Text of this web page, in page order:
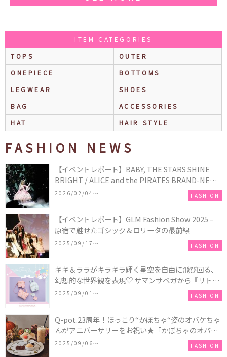
ITEM CATEGORIES
TOPS
OUTER
ONEPIECE
BOTTOMS
LEGWEAR
SHOES
BAG
ACCESSORIES
HAT
HAIR STYLE
FASHION NEWS
【イベントレポート】BABY, THE STARS SHINE
BRIGHT / ALICE and the PIRATES BRAND-NEW
COLLECTION in TOKYO
2026/02/04〜 FASHION
【イベントレポート】GLM Fashion Show 2025 –
原宿で魅せたゴシック＆ロリータの最前線
2025/09/17〜 FASHION
キキ＆ララがキラキラ輝く星空を自由に飛び回る、
幻想的な世界観を表現♡ サマンサベガから『リトル
ツインスターズ』50周年アニバーサリーイヤー』を
2025/09/01〜 FASHION
Q-pot.23周年！ほっこり“かぼちゃ“姿のオバケちゃ
んがアニバーサリーをお祝い★「かぼちゃのオバケ
ーキアクセサリー」が新発売！Q-pot CAFE.では
「かぼちゃのオバケーキプレート」も登場
2025/09/06〜 FASHION